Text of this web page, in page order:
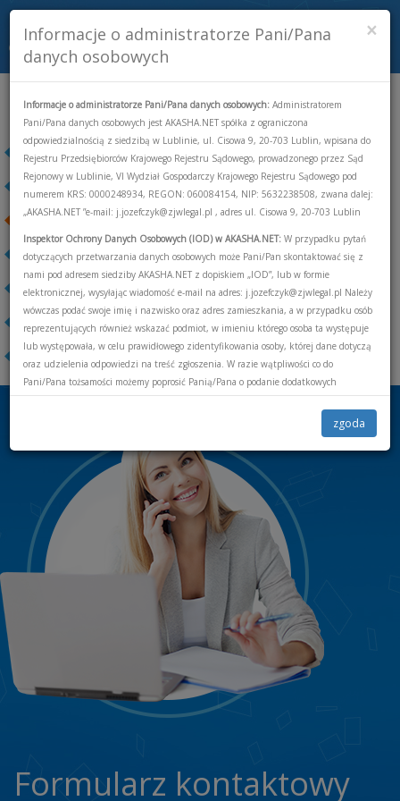
Toggle
Kontakt
Zadzwoń do nas
Odwiedz nas
Napisz do nas
Dane adresowe
Wskaźniki jakości
Dokumenty
Ogłoszenia
Formularz kontaktowy
×
Informacje o administratorze Pani/Pana
danych osobowych
Informacje o administratorze Pani/Pana danych osobowych: Administratorem
Pani/Pana danych osobowych jest AKASHA.NET spółka z ograniczona
odpowiedzialnością z siedzibą w Lublinie, ul. Cisowa 9, 20-703 Lublin, wpisana do
Rejestru Przedsiębiorców Krajowego Rejestru Sądowego, prowadzonego przez Sąd
Rejonowy w Lublinie, VI Wydział Gospodarczy Krajowego Rejestru Sądowego pod
numerem KRS: 0000248934, REGON: 060084154, NIP: 5632238508, zwana dalej:
„AKASHA.NET ”e-mail: j.jozefczyk@zjwlegal.pl , adres ul. Cisowa 9, 20-703 Lublin
Inspektor Ochrony Danych Osobowych (IOD) w AKASHA.NET: W przypadku pytań
dotyczących przetwarzania danych osobowych może Pani/Pan skontaktować się z
nami pod adresem siedziby AKASHA.NET z dopiskiem „IOD”, lub w formie
elektronicznej, wysyłając wiadomość e-mail na adres: j.jozefczyk@zjwlegal.pl Należy
wówczas podać swoje imię i nazwisko oraz adres zamieszkania, a w przypadku osób
reprezentujących również wskazać podmiot, w imieniu którego osoba ta występuje
lub występowała, w celu prawidłowego zidentyfikowania osoby, której dane dotyczą
oraz udzielenia odpowiedzi na treść zgłoszenia. W razie wątpliwości co do
Pani/Pana tożsamości możemy poprosić Panią/Pana o podanie dodatkowych
informacji znajdujących się w Umowie
Pani/Pana dane
telekomunikacyjnych na podstawie zawartej przez Panią/Pana umowy (podstawa
prawna: art. 6 ust. 1 lit b, f), Rozporządzenia Parlamentu Europejskiego i Rady (UE)
2016/679 z dnia 27 kwietnia 2016 r. w sprawie ochrony osób fizycznych w związku
z przetwarzaniem danych osobowych i w sprawie swobodnego przepływu takich
danych oraz uchylenia dyrektywy 95/46/WE, które wchodzi w życie z dniem 25
maja 2018 r. (dalej RODO)). Jednocześnie informujemy, że w wypadku skorzystania
przez Pana/Panią z usług administratora danych osobowych Pani/Pana dane
osobowe będą przetwarzane w celach marketingu własnych produktów i usług
(podstawa prawna art. 6 ust. 1 lit. f) RODO), lub ewentualnego ustalenia,
dochodzenia lub obrony przed roszczeniami będącego realizacją naszego prawnie
uzasadnionego interesu (podstawa prawna: art. 6 ust. 1 lit. f) RODO), oraz w celach
podatkowych i rachunkowych (podstawa prawna przetwarzania danych: art. 6 ust. 1
lit c) RODO), zaś w sytuacji, w której, wyrazi Pan/Pani dobrowolną zgodę na
przetwarzanie swoich danych osobowych AKASHA.NET będzie przetwarzać
Pani/Pana dane osobowe w celach każdorazowo określonych w treści zgody (art. 6
podstawie zgody przed jej wycofaniem;
zgoda